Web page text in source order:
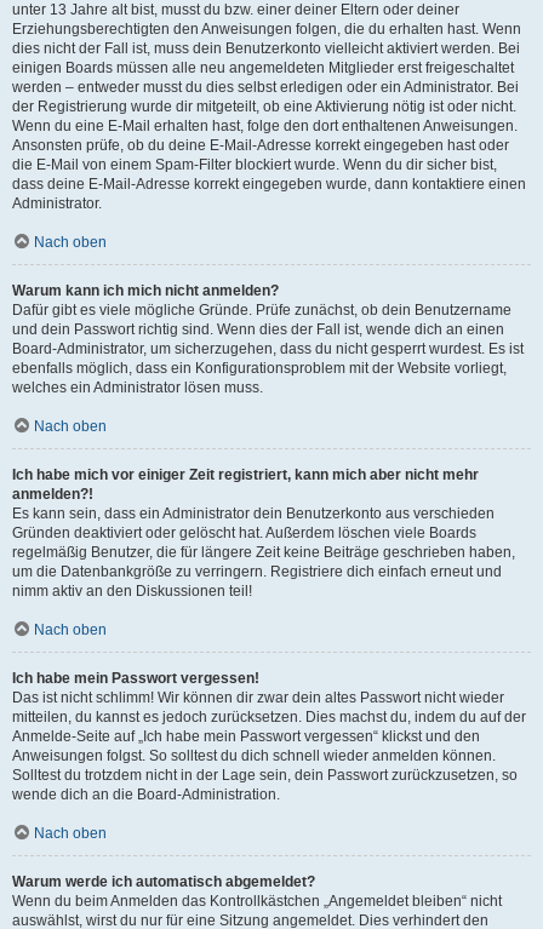
unter 13 Jahre alt bist, musst du bzw. einer deiner Eltern oder deiner
Erziehungsberechtigten den Anweisungen folgen, die du erhalten hast. Wenn
dies nicht der Fall ist, muss dein Benutzerkonto vielleicht aktiviert werden. Bei
einigen Boards müssen alle neu angemeldeten Mitglieder erst freigeschaltet
werden – entweder musst du dies selbst erledigen oder ein Administrator. Bei
der Registrierung wurde dir mitgeteilt, ob eine Aktivierung nötig ist oder nicht.
Wenn du eine E-Mail erhalten hast, folge den dort enthaltenen Anweisungen.
Ansonsten prüfe, ob du deine E-Mail-Adresse korrekt eingegeben hast oder
die E-Mail von einem Spam-Filter blockiert wurde. Wenn du dir sicher bist,
dass deine E-Mail-Adresse korrekt eingegeben wurde, dann kontaktiere einen
Administrator.
Nach oben
Warum kann ich mich nicht anmelden?
Dafür gibt es viele mögliche Gründe. Prüfe zunächst, ob dein Benutzername
und dein Passwort richtig sind. Wenn dies der Fall ist, wende dich an einen
Board-Administrator, um sicherzugehen, dass du nicht gesperrt wurdest. Es ist
ebenfalls möglich, dass ein Konfigurationsproblem mit der Website vorliegt,
welches ein Administrator lösen muss.
Nach oben
Ich habe mich vor einiger Zeit registriert, kann mich aber nicht mehr
anmelden?!
Es kann sein, dass ein Administrator dein Benutzerkonto aus verschieden
Gründen deaktiviert oder gelöscht hat. Außerdem löschen viele Boards
regelmäßig Benutzer, die für längere Zeit keine Beiträge geschrieben haben,
um die Datenbankgröße zu verringern. Registriere dich einfach erneut und
nimm aktiv an den Diskussionen teil!
Nach oben
Ich habe mein Passwort vergessen!
Das ist nicht schlimm! Wir können dir zwar dein altes Passwort nicht wieder
mitteilen, du kannst es jedoch zurücksetzen. Dies machst du, indem du auf der
Anmelde-Seite auf „Ich habe mein Passwort vergessen“ klickst und den
Anweisungen folgst. So solltest du dich schnell wieder anmelden können.
Solltest du trotzdem nicht in der Lage sein, dein Passwort zurückzusetzen, so
wende dich an die Board-Administration.
Nach oben
Warum werde ich automatisch abgemeldet?
Wenn du beim Anmelden das Kontrollkästchen „Angemeldet bleiben“ nicht
auswählst, wirst du nur für eine Sitzung angemeldet. Dies verhindert den